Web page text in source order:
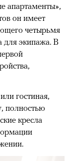
апартаменты»,
он имеет
четырьмя
для экипажа. В
гостиная,
полностью
кресла